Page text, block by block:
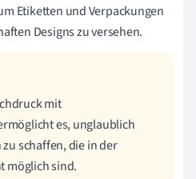
Etiketten und Verpackungen
Designs zu versehen.
mit
es, unglaublich
schaffen, die in der
möglich sind.